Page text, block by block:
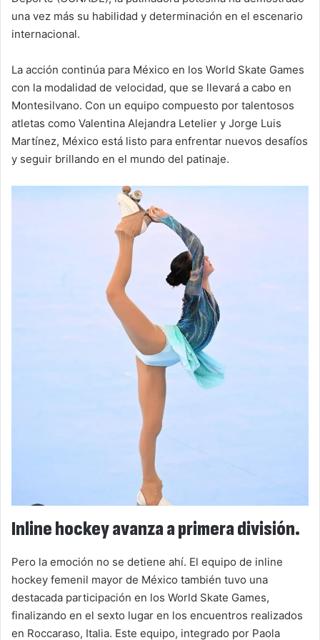
una vez más su habilidad y determinación en el escenario
internacional.
La acción continúa para México en los World Skate Games
con la modalidad de velocidad, que se llevará a cabo en
Montesilvano. Con un equipo compuesto por talentosos
atletas como Valentina Alejandra Letelier y Jorge Luis
Martínez, México está listo para enfrentar nuevos desafíos
y seguir brillando en el mundo del patinaje.
Inline hockey avanza a primera división.
Pero la emoción no se detiene ahí. El equipo de inline
hockey femenil mayor de México también tuvo una
destacada participación en los World Skate Games,
finalizando en el sexto lugar en los encuentros realizados
en Roccaraso, Italia. Este equipo, integrado por Paola